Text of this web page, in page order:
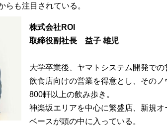
らも注目されている。
株式会社ROI
取締役副社長 益子 雄児
大学卒業後、ヤマトシステム開発で
飲食店向けの営業を得意とし、その
800軒以上の飲み歩き。
神楽坂エリアを中心に繁盛店、新規
ベースが頭の中に入っている。